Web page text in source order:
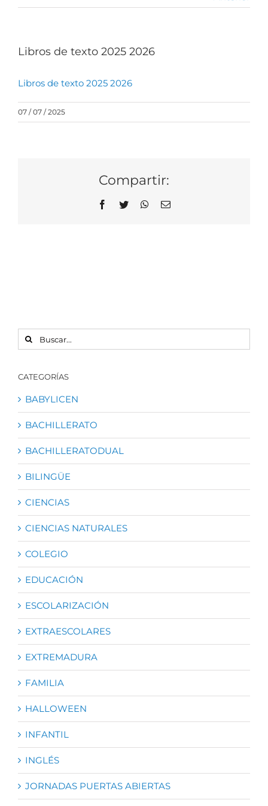
Libros de texto 2025 2026
Libros de texto 2025 2026
07 / 07 / 2025
Compartir:
Facebook
Twitter WhatsApp
Correo
BUSCAR:
CATEGORÍAS
BABYLICEN
BACHILLERATO
BACHILLERATODUAL
BILINGÜE
CIENCIAS
CIENCIAS NATURALES
COLEGIO
EDUCACIÓN
ESCOLARIZACIÓN
EXTRAESCOLARES
EXTREMADURA
FAMILIA
HALLOWEEN
INFANTIL
INGLÉS
JORNADAS PUERTAS ABIERTAS